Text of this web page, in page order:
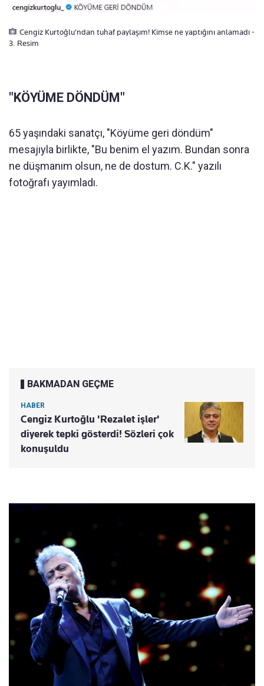
Cengiz Kurtoğlu'ndan tuhaf paylaşım! Kimse ne yaptığını anlamadı -
3. Resim
"KÖYÜME DÖNDÜM"
65 yaşındaki sanatçı, "Köyüme geri döndüm"
mesajıyla birlikte, "Bu benim el yazım. Bundan sonra
ne düşmanım olsun, ne de dostum. C.K." yazılı
fotoğrafı yayımladı.
BAKMADAN GEÇME
HABER
Cengiz Kurtoğlu 'Rezalet işler'
diyerek tepki gösterdi! Sözleri çok
konuşuldu